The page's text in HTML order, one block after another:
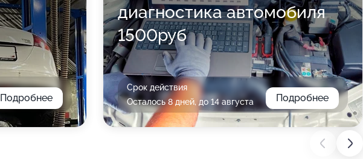
Подробнее
диагностика автомобиля
1500руб
Срок действия
Осталось 8 дней, до 14 августа
Подробнее